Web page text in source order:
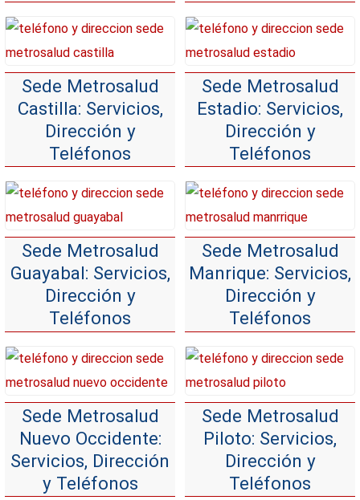
Sede Metrosalud
Castilla: Servicios,
Dirección y
Teléfonos
Sede Metrosalud
Estadio: Servicios,
Dirección y
Teléfonos
Sede Metrosalud
Guayabal: Servicios,
Dirección y
Teléfonos
Sede Metrosalud
Manrique: Servicios,
Dirección y
Teléfonos
Sede Metrosalud
Nuevo Occidente:
Servicios, Dirección
y Teléfonos
Sede Metrosalud
Piloto: Servicios,
Dirección y
Teléfonos